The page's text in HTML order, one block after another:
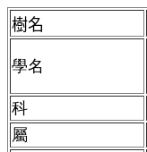
樹名
學名
科
屬